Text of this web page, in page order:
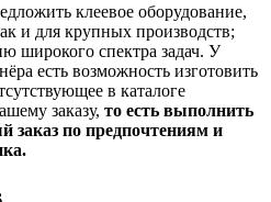
клеевое оборудование,
и для крупных производств;
широкого спектра задач. У
есть возможность изготовить
в каталоге
заказу, то есть выполнить
заказ по предпочтениям и